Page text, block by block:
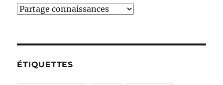
Catégories
ÉTIQUETTES